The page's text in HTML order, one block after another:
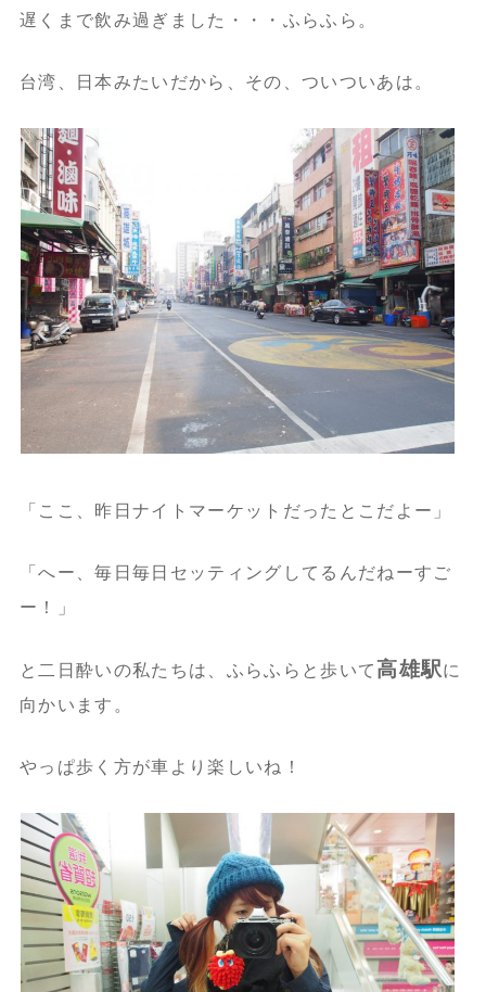
遅くまで飲み過ぎました・・・ふらふら。
台湾、日本みたいだから、その、ついついあは。
「ここ、昨日ナイトマーケットだったとこだよー」
「へー、毎日毎日セッティングしてるんだねーすご
ー！」
と二日酔いの私たちは、ふらふらと歩いて高雄駅に
向かいます。
やっぱ歩く方が車より楽しいね！